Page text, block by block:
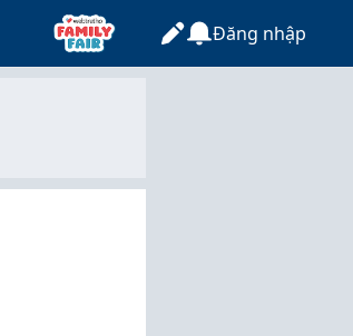
Đăng nhập